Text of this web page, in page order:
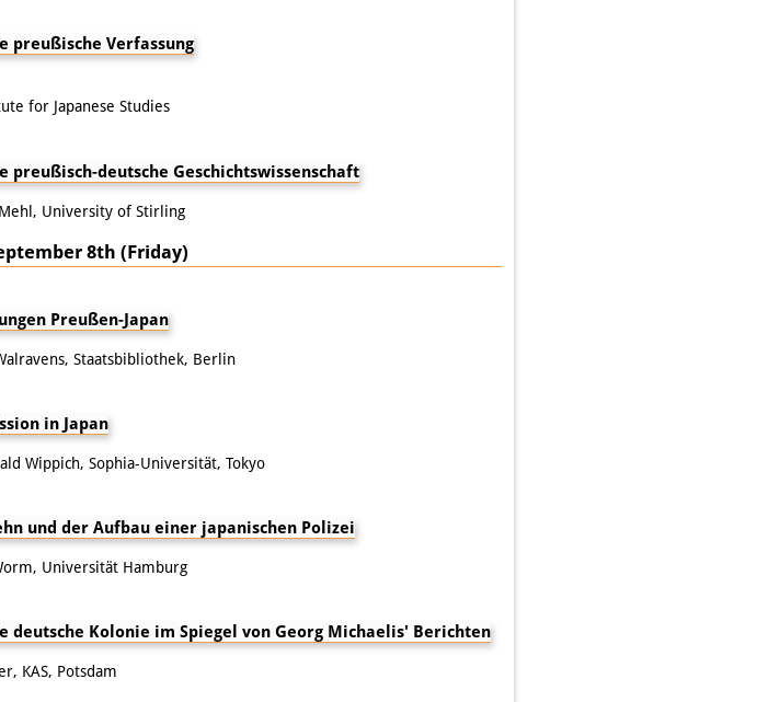
preußische Verfassung
for Japanese Studies
preußisch-deutsche Geschichtswissenschaft
University of Stirling
8th (Friday)
Preußen-Japan
Staatsbibliothek, Berlin
in Japan
Wippich, Sophia-Universität, Tokyo
und der Aufbau einer japanischen Polizei
Universität Hamburg
deutsche Kolonie im Spiegel von Georg Michaelis' Berichten
KAS, Potsdam